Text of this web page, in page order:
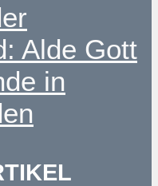
Alde Gott
in